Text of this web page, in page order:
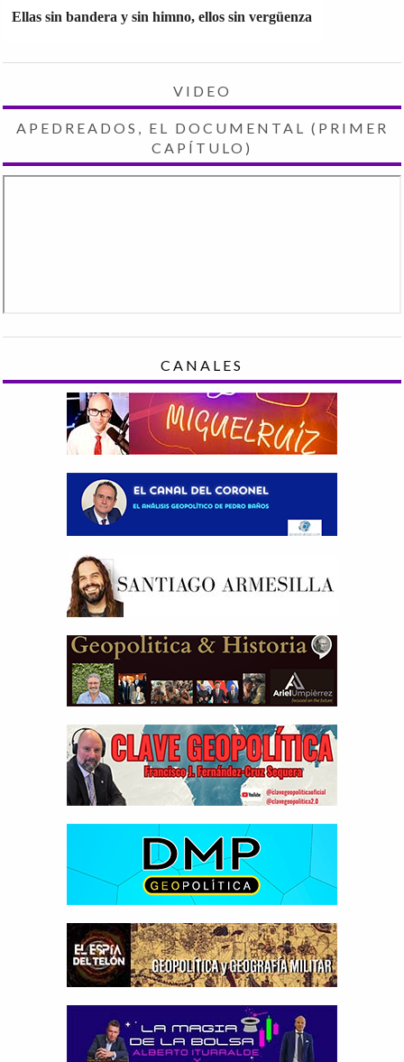
Ellas sin bandera y sin himno, ellos sin vergüenza
VIDEO
APEDREADOS, EL DOCUMENTAL (PRIMER
CAPÍTULO)
CANALES